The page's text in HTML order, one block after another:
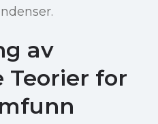
av
Teorier for